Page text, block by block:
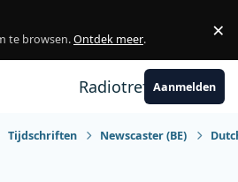
te browsen.Ontdek meer. ×
RadiotrefpuntAanmelden
Tijdschriften Newscaster (BE)